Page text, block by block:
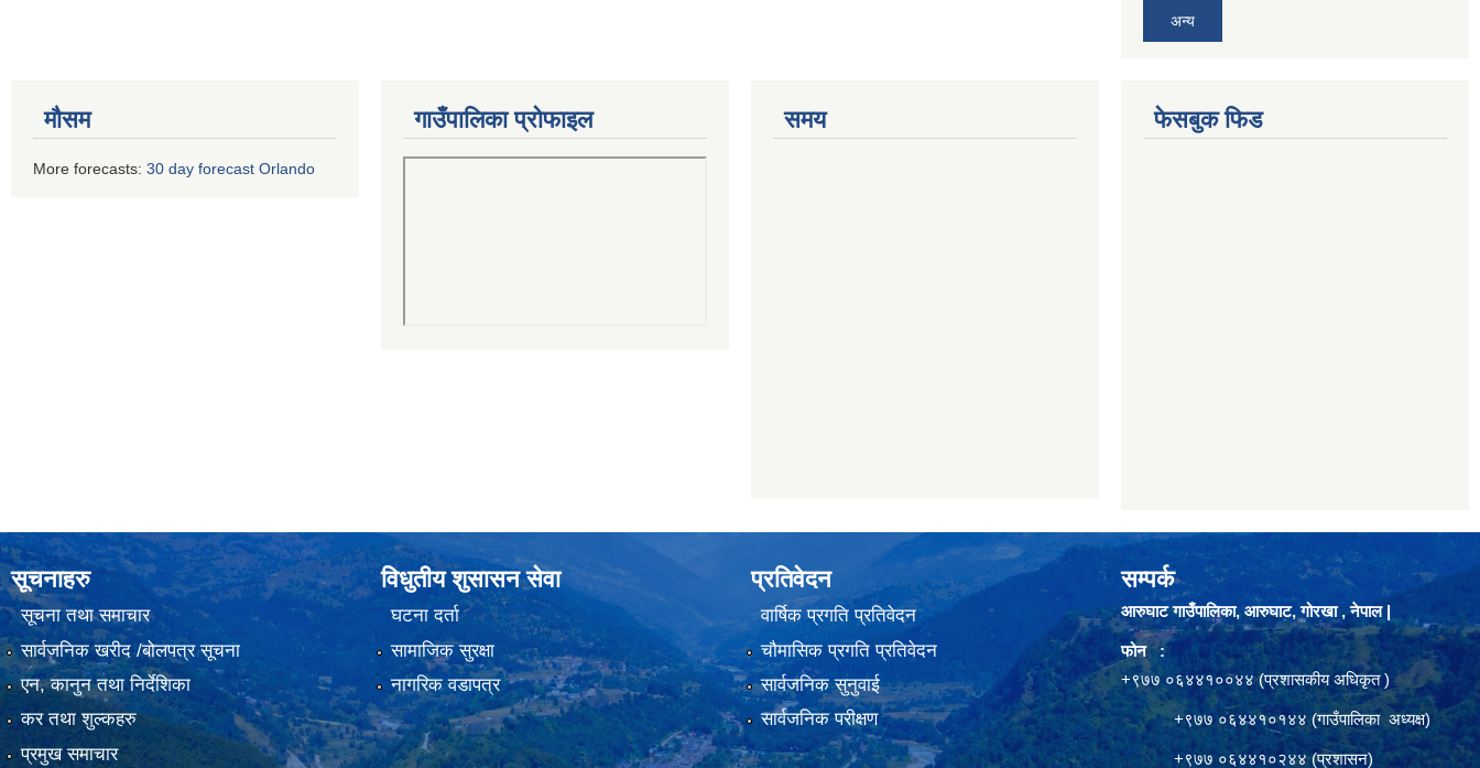
अन्य
मौसम
More forecasts: 30 day forecast Orlando
गाउँपालिका प्रोफाइल समय फेसबुक फिड
सूचनाहरु
सूचना तथा समाचार
सार्वजनिक खरीद /बोलपत्र सूचना
एन, कानुन तथा निर्देशिका
कर तथा शुल्कहरु
प्रमुख समाचार
विधुतीय शुसासन सेवा
घटना दर्ता
सामाजिक सुरक्षा
नागरिक वडापत्र
प्रतिवेदन
वार्षिक प्रगति प्रतिवेदन
चौमासिक प्रगति प्रतिवेदन
सार्वजनिक सुनुवाई
सार्वजनिक परीक्षण
सम्पर्क
आरुघाट गाउँपालिका, आरुघाट, गोरखा , नेपाल |
फोन :
+९७७ ०६४४१००४४ (प्रशासकीय अधिकृत )
+९७७ ०६४४१०१४४ (गाउँपालिका अध्यक्ष)
+९७७ ०६४४१०२४४ (प्रशासन)